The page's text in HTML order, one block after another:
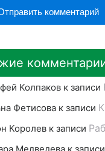
Колпаков к записи
Фетисова к записи
Королев к записи